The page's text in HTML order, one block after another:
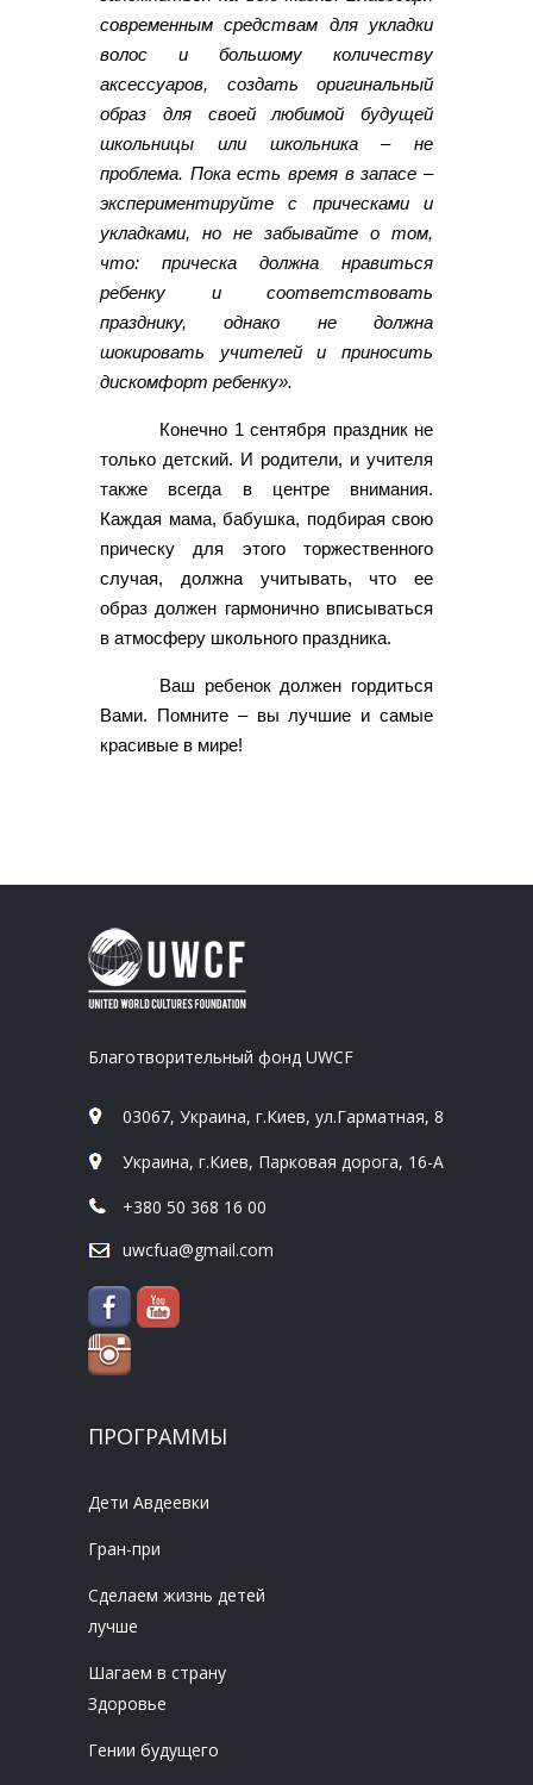
современным средствам для укладки
волос и большому количеству
аксессуаров, создать оригинальный
образ для своей любимой будущей
школьницы или школьника – не
проблема. Пока есть время в запасе –
экспериментируйте с прическами и
укладками, но не забывайте о том,
что: прическа должна нравиться
ребенку и соответствовать
празднику, однако не должна
шокировать учителей и приносить
дискомфорт ребенку».
Конечно 1 сентября праздник не
только детский. И родители, и учителя
также всегда в центре внимания.
Каждая мама, бабушка, подбирая свою
прическу для этого торжественного
случая, должна учитывать, что ее
образ должен гармонично вписываться
в атмосферу школьного праздника.
Ваш ребенок должен гордиться
Вами. Помните – вы лучшие и самые
красивые в мире!
Благотворительный фонд UWCF
03067, Украина, г.Киев, ул.Гарматная, 8
Украина, г.Киев, Парковая дорога, 16-А
+380 50 368 16 00
uwcfua@gmail.com
ПРОГРАММЫ
Дети Авдеевки
Гран-при
Сделаем жизнь детей
лучше
Шагаем в страну
Здоровье
Гении будущего